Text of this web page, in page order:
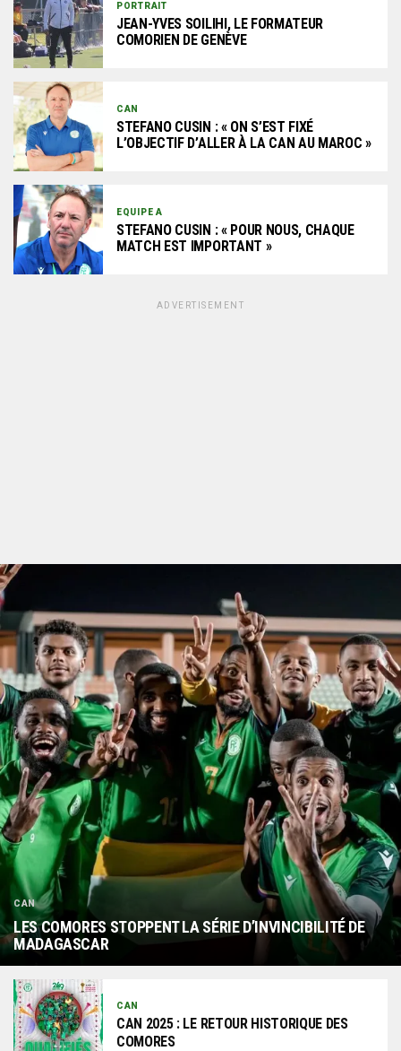
PORTRAIT
JEAN-YVES SOILIHI, LE FORMATEUR
COMORIEN DE GENÈVE
CAN
STEFANO CUSIN : « ON S’EST FIXÉ
L’OBJECTIF D’ALLER À LA CAN AU MAROC »
EQUIPE A
STEFANO CUSIN : « POUR NOUS, CHAQUE
MATCH EST IMPORTANT »
ADVERTISEMENT
CAN
LES COMORES STOPPENT LA SÉRIE D’INVINCIBILITÉ DE
MADAGASCAR
CAN
CAN 2025 : LE RETOUR HISTORIQUE DES
COMORES